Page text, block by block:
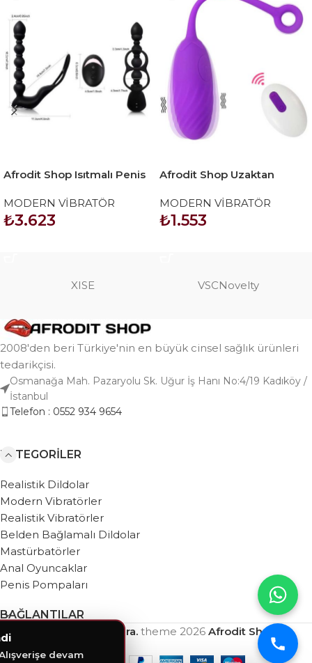
Afrodit Shop Isıtmalı Penis
MODERN VİBRATÖR
₺3.623
Afrodit Shop Uzaktan
Vibratör
MODERN VİBRATÖR
₺1.553
XISE VSCNovelty
2008'den beri Türkiye'nin en büyük cinsel sağlık ürünleri
tedarikçisi.
Osmanağa Mah. Pazaryolu Sk. Uğur İş Hanı No:4/19 Kadıköy /
İstanbul
Telefon : 0552 934 9654
KATEGORILER
Realistik Dildolar
Modern Vibratörler
Realistik Vibratörler
Belden Bağlamalı Dildolar
Mastürbatörler
Anal Oyuncaklar
Penis Pompaları
BAĞLANTILAR
WebZera. theme 2026 Afrodit Shop
devam